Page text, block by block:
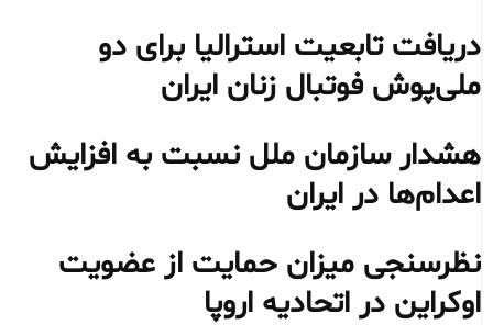
دریافت تابعیت استرالیا برای دو
ملی‌پوش فوتبال زنان ایران
هشدار سازمان ملل نسبت به افزایش
اعدام‌ها در ایران
نظرسنجی میزان حمایت از عضویت
اوکراین در اتحادیه اروپا